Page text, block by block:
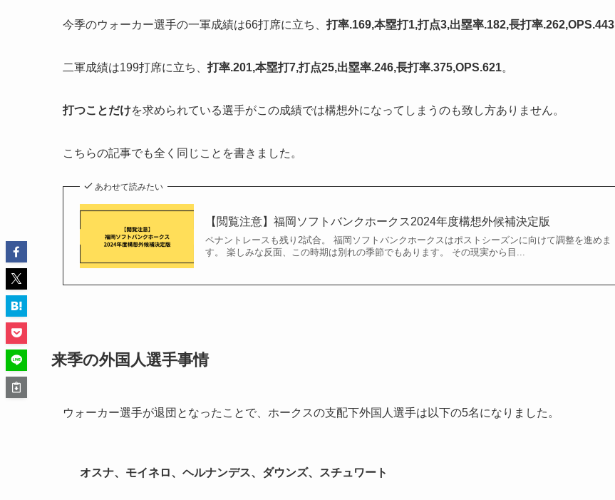
今季のウォーカー選手の一軍成績は66打席に立ち、 打率.169,本塁打1,打点3,出塁率.182,長打率.262,OPS.443
二軍成績は199打席に立ち、 打率.201,本塁打7,打点25,出塁率.246,長打率.375,OPS.621。
打つことだけを求められている選手がこの成績では構想外になってしまうのも致し方ありません。
こちらの記事でも全く同じことを書きました。
あわせて読みたい
【閲覧注意】福岡ソフトバンクホークス2024年度構想外候補決定版
ペナントレースも残り2試合。 福岡ソフトバンクホークスはポストシーズンに向けて調整を進めま
す。 楽しみな反面、この時期は別れの季節でもあります。 その現実から目...
来季の外国人選手事情
ウォーカー選手が退団となったことで、ホークスの支配下外国人選手は以下の5名になりました。
オスナ、モイネロ、ヘルナンデス、ダウンズ、スチュワート